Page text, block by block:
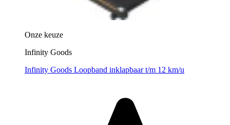
Onze keuze
Infinity Goods
Infinity Goods Loopband inklapbaar t/m 12 km/u